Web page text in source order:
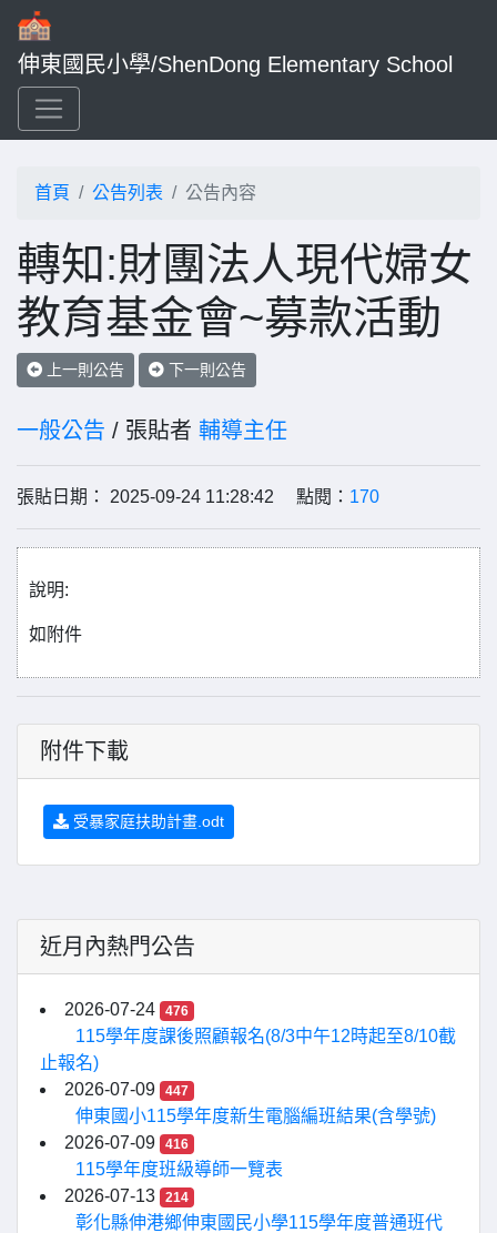
伸東國民小學/ShenDong Elementary School
首頁 公告列表 公告內容
轉知:財團法人現代婦女
教育基金會~募款活動
上一則公告 下一則公告
一般公告 / 張貼者 輔導主任
張貼日期： 2025-09-24 11:28:42 點閱： 170
說明:
如附件
附件下載
受暴家庭扶助計畫.odt
近月內熱門公告
2026-07-24 476
115學年度課後照顧報名(8/3中午12時起至8/10截
止報名)
2026-07-09
447
伸東國小115學年度新生電腦編班結果(含學號)
2026-07-09
416
115學年度班級導師一覽表
2026-07-13
214
彰化縣伸港鄉伸東國民小學115學年度普通班代